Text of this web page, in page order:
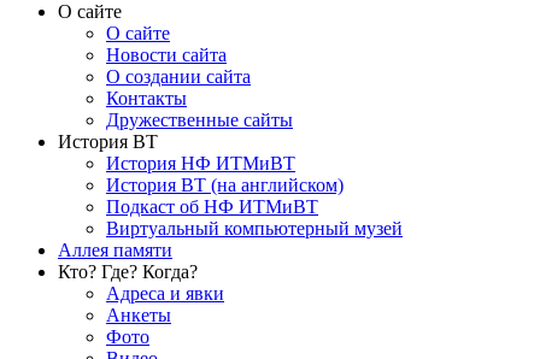
О сайте
О сайте
Новости сайта
О создании сайта
Контакты
Дружественные сайты
История ВТ
История НФ ИТМиВТ
История ВТ (на английском)
Подкаст об НФ ИТМиВТ
Виртуальный компьютерный музей
Аллея памяти
Кто? Где? Когда?
Адреса и явки
Анкеты
Фото